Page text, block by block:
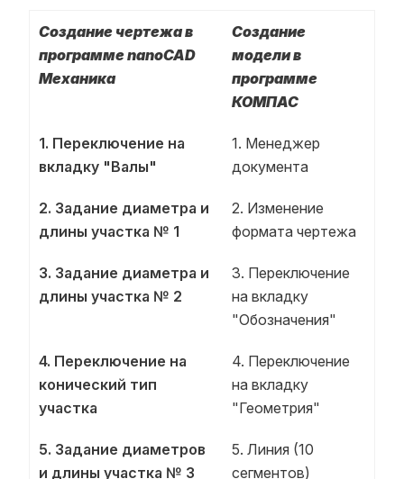
Создание чертежа в
программе nanoCAD
Механика
Создание
модели в
программе
КОМПАС
1. Переключение на
вкладку "Валы"
1. Менеджер
документа
2. Задание диаметра и
длины участка № 1
2. Изменение
формата чертежа
3. Задание диаметра и
длины участка № 2
3. Переключение
на вкладку
"Обозначения"
4. Переключение на
конический тип
участка
4. Переключение
на вкладку
"Геометрия"
5. Задание диаметров
и длины участка № 3
5. Линия (10
сегментов)